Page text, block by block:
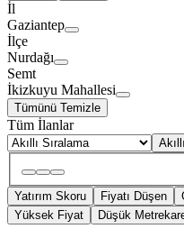
İl
Gaziantep
İlçe
Nurdağı
Semt
İkizkuyu Mahallesi
Tümünü Temizle
Tüm İlanlar
Yatırım Skoru Fiyatı Düşen
Yüksek Fiyat
Düşük